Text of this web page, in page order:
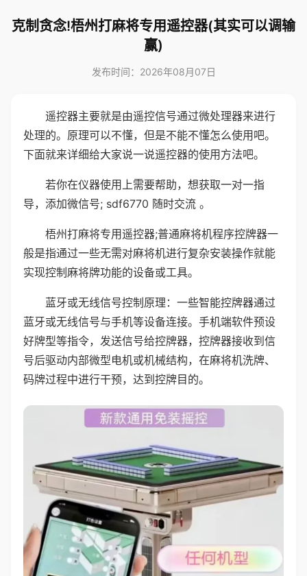
克制贪念!梧州打麻将专用遥控器(其实可以调输
赢)
发布时间：2026年08月07日
遥控器主要就是由遥控信号通过微处理器来进行
处理的。原理可以不懂，但是不能不懂怎么使用吧。
下面就来详细给大家说一说遥控器的使用方法吧。
若你在仪器使用上需要帮助，想获取一对一指
导，添加微信号; sdf6770 随时交流 。
梧州打麻将专用遥控器;普通麻将机程序控牌器一
般是指通过一些无需对麻将机进行复杂安装操作就能
实现控制麻将牌功能的设备或工具。
蓝牙或无线信号控制原理：一些智能控牌器通过
蓝牙或无线信号与手机等设备连接。手机端软件预设
好牌型等指令，发送信号给控牌器，控牌器接收到信
号后驱动内部微型电机或机械结构，在麻将机洗牌、
码牌过程中进行干预，达到控牌目的。